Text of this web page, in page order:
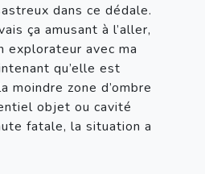
dans ce dédale.
ça amusant à l’aller,
explorateur avec ma
qu’elle est
moindre zone d’ombre
objet ou cavité
fatale, la situation a